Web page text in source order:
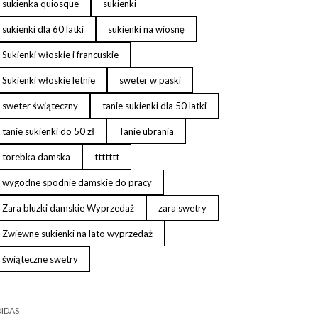
sukienka quiosque sukienki
sukienki dla 60 latki sukienki na wiosnę
Sukienki włoskie i francuskie
Sukienki włoskie letnie sweter w paski
sweter świąteczny tanie sukienki dla 50 latki
tanie sukienki do 50 zł Tanie ubrania
torebka damska ttttttt
wygodne spodnie damskie do pracy
Zara bluzki damskie Wyprzedaż zara swetry
Zwiewne sukienki na lato wyprzedaż
świąteczne swetry